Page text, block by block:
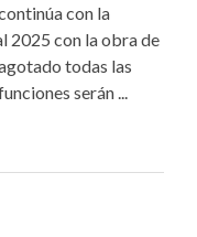
con la
2025 con la obra de
todas las
serán ...